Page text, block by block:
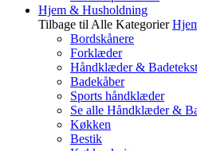
Hjem & Husholdning
Tilbage til Alle Kategorier
Bordskånere
Forklæder
Håndklæder &
Badekåber
Sports håndklæder
Se alle Håndklæder &
Køkken
Bestik